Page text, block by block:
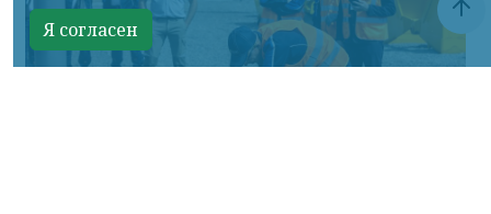
Я согласен